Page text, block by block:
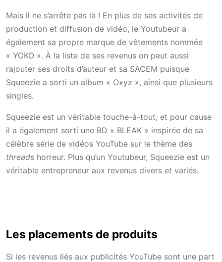
Mais il ne s’arrête pas là ! En plus de ses activités de
production et diffusion de vidéo, le Youtubeur a
également sa propre marque de vêtements nommée
« YOKO ». À la liste de ses revenus on peut aussi
rajouter ses droits d’auteur et sa SACEM puisque
Squeezie a sorti un album « Oxyz », ainsi que plusieurs
singles.
Squeezie est un véritable touche-à-tout, et pour cause
il a également sorti une BD « BLEAK » inspirée de sa
célèbre série de vidéos YouTube sur le thème des
threads horreur. Plus qu’un Youtubeur, Squeezie est un
véritable entrepreneur aux revenus divers et variés.
Les placements de produits
Si les revenus liés aux publicités YouTube sont une part